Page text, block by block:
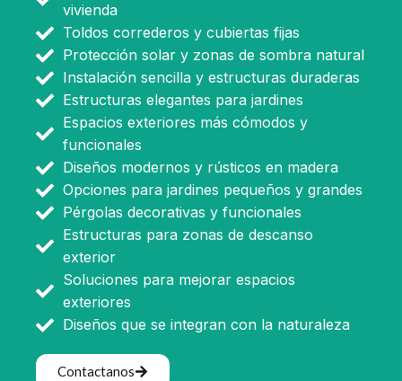
vivienda
Toldos correderos y cubiertas fijas
Protección solar y zonas de sombra natural
Instalación sencilla y estructuras duraderas
Estructuras elegantes para jardines
Espacios exteriores más cómodos y
funcionales
Diseños modernos y rústicos en madera
Opciones para jardines pequeños y grandes
Pérgolas decorativas y funcionales
Estructuras para zonas de descanso
exterior
Soluciones para mejorar espacios
exteriores
Diseños que se integran con la naturaleza
Contactanos